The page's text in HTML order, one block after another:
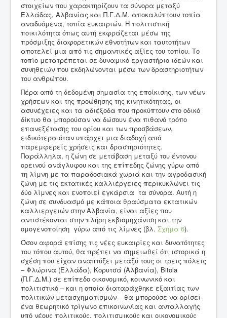
στοιχείων που χαρακτηρίζουν τα σύνορα μεταξύ
Ελλάδας, Αλβανίας και Π.Γ.Δ.Μ. αποκαλύπτουν τοπία
αναδυόμενα, τοπία ευκαιριών. Η πολιτιστική
ποικιλότητα όπως αυτή εκφράζεται μέσω της
πρόσμιξης διαφορετικών εθνοτήτων και ταυτοτήτων
αποτελεί μια από τις σημαντικές αξίες του τοπίου. Το
τοπίο μετατρέπεται σε δυναμικό εργαστήριο ιδεών και
συνηθειών που εκδηλώνονται μέσω των δραστηριοτήτων
του ανθρώπου.
Πέρα από τη δεδομένη σημασία της εποίκισης, των νέων
χρήσεων και της προώθησης της κινητικότητας, οι
ασυνέχειες και τα αδιέξοδα που προκύπτουν στο οδικό
δίκτυο θα μπορούσαν να δώσουν ένα πιθανό τρόπο
επανεξέτασης του ορίου και των προσβάσεων,
ειδικότερα όταν υπάρχει μια διαδοχή από
παρεμφερείς χρήσεις και δραστηριότητες.
Παράλληλα, η ζώνη σε μετάβαση μεταξύ του έντονου
ορεινού ανάγλυφου και της επίπεδης ζώνης γύρω από
τη λίμνη με τα παραδοσιακά χωριά και την αγροδασική
ζώνη με τις εκτατικές καλλιέργειες περικυκλώνει τις
δύο λίμνες και ενοποιεί εγκάρσια τα σύνορα. Αυτή η
ζώνη σε συνδυασμό με κάποια θραύσματα εκτατικών
καλλιεργειών στην Αλβανία, είναι αξίες που
αντιστέκονται στην πλήρη εκβιομηχάνιση και την
ομογενοποίηση γύρω από τις λίμνες (βλ. Σχήμα 6).
Όσον αφορά επίσης τις νέες ευκαιρίες και δυνατότητες
του τόπου αυτού, θα πρέπει να σημειωθεί ότι ιστορικά η
σχέση που είχαν αναπτύξει μεταξύ τους οι τρεις πόλεις
– Φλώρινα (Ελλάδα), Κορυτσά (Αλβανία), Bitola
(Π.Γ.Δ.Μ.) σε επίπεδο οικονομικό, κοινωνικό και
πολιτιστικό – και η οποία διαταράχθηκε εξαιτίας των
πολιτικών μετασχηματισμών – θα μπορούσε να ορίσει
ένα θεωρητικό τρίγωνο επικοινωνίας και ανταλλαγής
υπό νέους πολιτικούς, πολιτισμικούς και οικονομικούς